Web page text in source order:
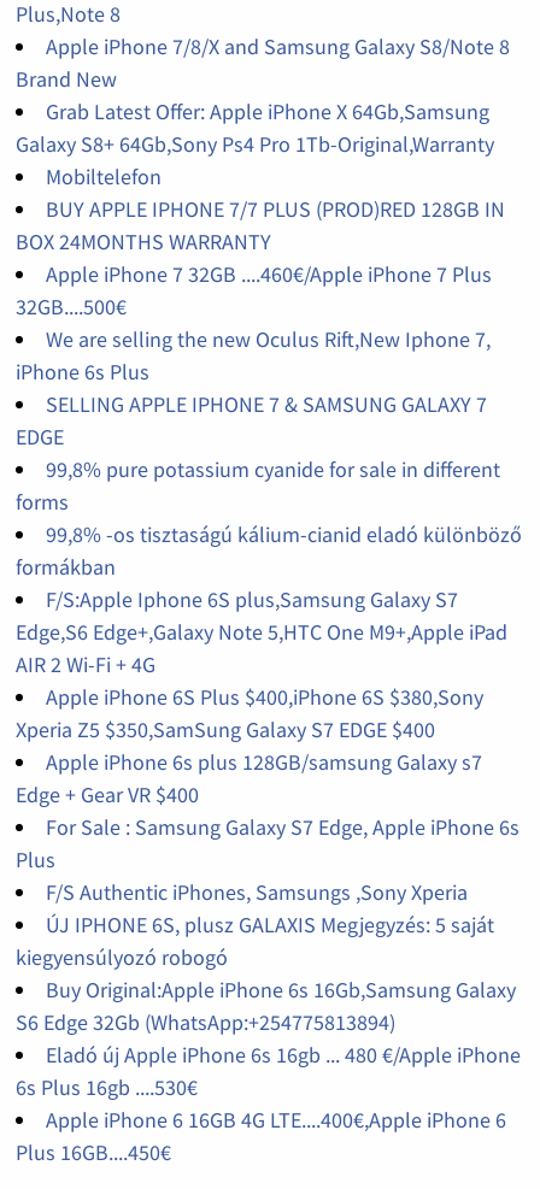
Plus,Note 8
Apple iPhone 7/8/X and Samsung Galaxy S8/Note 8
Brand New
Grab Latest Offer: Apple iPhone X 64Gb,Samsung
Galaxy S8+ 64Gb,Sony Ps4 Pro 1Tb-Original,Warranty
Mobiltelefon
BUY APPLE IPHONE 7/7 PLUS (PROD)RED 128GB IN
BOX 24MONTHS WARRANTY
Apple iPhone 7 32GB ....460€/Apple iPhone 7 Plus
32GB....500€
We are selling the new Oculus Rift,New Iphone 7,
iPhone 6s Plus
SELLING APPLE IPHONE 7 & SAMSUNG GALAXY 7
EDGE
99,8% pure potassium cyanide for sale in different
forms
99,8% -os tisztaságú kálium-cianid eladó különböző
formákban
F/S:Apple Iphone 6S plus,Samsung Galaxy S7
Edge,S6 Edge+,Galaxy Note 5,HTC One M9+,Apple iPad
AIR 2 Wi-Fi + 4G
Apple iPhone 6S Plus $400,iPhone 6S $380,Sony
Xperia Z5 $350,SamSung Galaxy S7 EDGE $400
Apple iPhone 6s plus 128GB/samsung Galaxy s7
Edge + Gear VR $400
For Sale : Samsung Galaxy S7 Edge, Apple iPhone 6s
Plus
F/S Authentic iPhones, Samsungs ,Sony Xperia
ÚJ IPHONE 6S, plusz GALAXIS Megjegyzés: 5 saját
kiegyensúlyozó robogó
Buy Original:Apple iPhone 6s 16Gb,Samsung Galaxy
S6 Edge 32Gb (WhatsApp:+254775813894)
Eladó új Apple iPhone 6s 16gb ... 480 €/Apple iPhone
6s Plus 16gb ....530€
Apple iPhone 6 16GB 4G LTE....400€,Apple iPhone 6
Plus 16GB....450€